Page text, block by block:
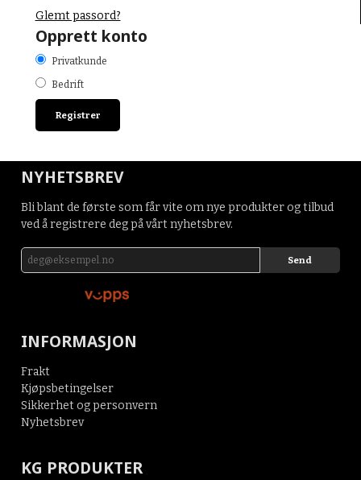
Glemt passord?
Opprett konto
Privatkunde
Bedrift
NYHETSBREV
Bli blant de første som får vite om nye produkter og tilbud
ved å registrere deg på vårt nyhetsbrev.
INFORMASJON
Frakt
Kjøpsbetingelser
Sikkerhet og personvern
Nyhetsbrev
KG PRODUKTER